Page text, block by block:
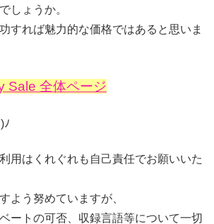
しょうか。
すれば魅力的な価格ではあると思いま
Sale 全体ページ
ﾉ
用はくれぐれも自己責任でお願いいた
よう努めていますが、
ートの可否、収録言語等について一切